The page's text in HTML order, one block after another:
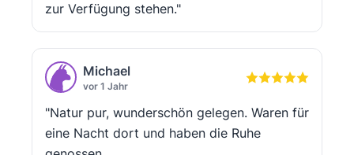
zur Verfügung stehen."
Michael
vor 1 Jahr
"Natur pur, wunderschön gelegen. Waren für
eine Nacht dort und haben die Ruhe